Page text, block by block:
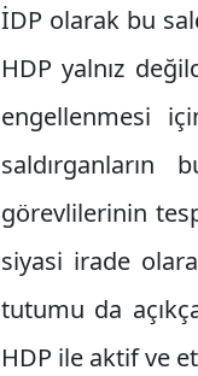
İDP olarak bu
HDP yalnız
engellenmesi
saldırganların
görevlilerinin
siyasi irade
tutumu da
HDP ile aktif ve